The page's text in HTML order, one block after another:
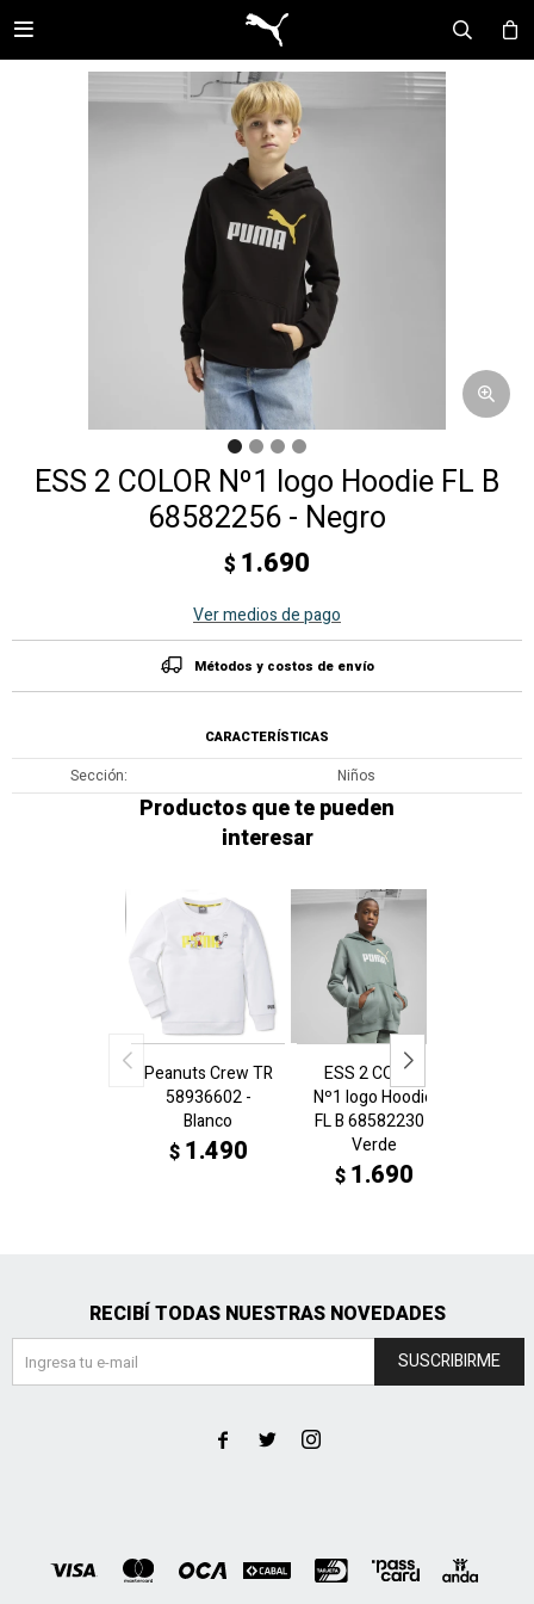

ESS 2 COLOR Nº1 logo Hoodie FL B
68582256 - Negro
$ 1.690
Ver medios de pago
Métodos y costos de envío
CARACTERÍSTICAS
Sección Niños
Productos que te pueden
interesar
Peanuts Crew TR
58936602 -
Blanco
$ 1.490
ESS 2 COLOR
Nº1 logo Hoodie
FL B 68582230 -
Verde
$ 1.690
RECIBÍ TODAS NUESTRAS NOVEDADES
SUSCRIBIRME
  